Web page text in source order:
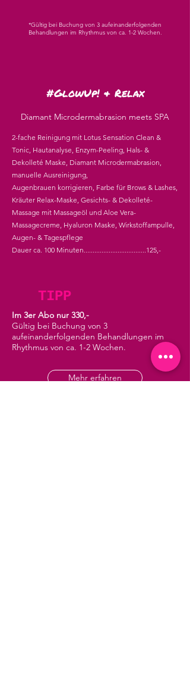
*Gültig bei Buchung von 3 aufeinanderfolgenden
Behandlungen im Rhythmus von ca. 1-2 Wochen.
#GlowUp! & Relax
Diamant Microdermabrasion meets SPA
2-fache Reinigung mit Lotus Sensation Clean &
Tonic, Hautanalyse, Enzym-Peeling, Hals- &
Dekolleté Maske, Diamant Microdermabrasion,
manuelle Ausreinigung,
Augenbrauen korrigieren, Farbe für Brows & Lashes,
Kräuter Relax-Maske, Gesichts- & Dekolleté-
Massage mit Massageöl und Aloe Vera-
Massagecreme, Hyaluron Maske, Wirkstoffampulle,
Augen- & Tagespflege
Dauer ca. 100 Minuten...................................125,-
TIPP
Im 3er Abo nur 330,-
Gültig bei Buchung von 3
aufeinanderfolgenden Behandlungen im
Rhythmus von ca. 1-2 Wochen.
Mehr erfahren